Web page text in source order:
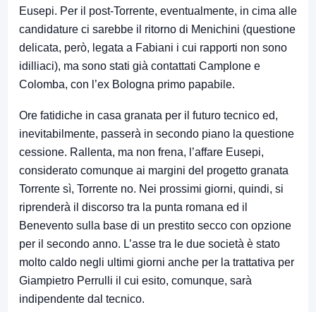
Eusepi. Per il post-Torrente, eventualmente, in cima alle
candidature ci sarebbe il ritorno di Menichini (questione
delicata, però, legata a Fabiani i cui rapporti non sono
idilliaci), ma sono stati già contattati Camplone e
Colomba, con l’ex Bologna primo papabile.
Ore fatidiche in casa granata per il futuro tecnico ed,
inevitabilmente, passerà in secondo piano la questione
cessione. Rallenta, ma non frena, l’affare Eusepi,
considerato comunque ai margini del progetto granata
Torrente sì, Torrente no. Nei prossimi giorni, quindi, si
riprenderà il discorso tra la punta romana ed il
Benevento sulla base di un prestito secco con opzione
per il secondo anno. L’asse tra le due società è stato
molto caldo negli ultimi giorni anche per la trattativa per
Giampietro Perrulli il cui esito, comunque, sarà
indipendente dal tecnico.